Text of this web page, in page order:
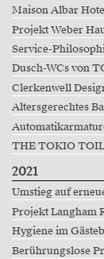
Maison Albar
Projekt Weber
Service-
Dusch-WCs von
Clerkenwell
Altersgerechtes
THE TOKIO
2021
Umstieg auf
Projekt Langham
Hygiene im
Berührungslose